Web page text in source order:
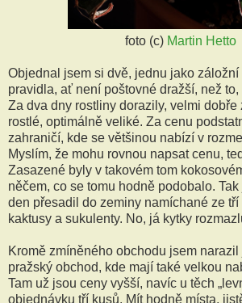
foto (c) Martin Hetto
Objednal jsem si dvě, jednu jako
pravidla, ať není poštovné dražší, než
Za dva dny rostliny dorazily, velmi
rostlé, optimálně veliké. Za cenu
zahraničí, kde se většinou nabízí v
Myslím, že mohu rovnou napsat cenu,
Zasazené byly v takovém tom
něčem, co se tomu hodně podobalo.
den přesadil do zeminy namíchané ze
kaktusy a sukulenty. No, já kytky
Kromě zmíněného obchodu jsem
pražský obchod, kde mají také velkou
Tam už jsou ceny vyšší, navíc u těch
objednávku tří kusů. Mít hodně místa,